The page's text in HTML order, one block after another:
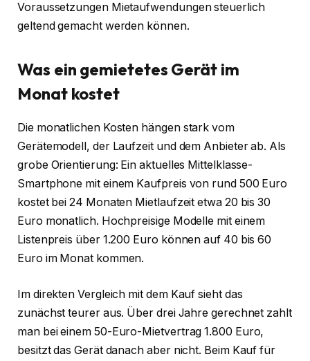
Voraussetzungen Mietaufwendungen steuerlich
geltend gemacht werden können.
Was ein gemietetes Gerät im
Monat kostet
Die monatlichen Kosten hängen stark vom
Gerätemodell, der Laufzeit und dem Anbieter ab. Als
grobe Orientierung: Ein aktuelles Mittelklasse-
Smartphone mit einem Kaufpreis von rund 500 Euro
kostet bei 24 Monaten Mietlaufzeit etwa 20 bis 30
Euro monatlich. Hochpreisige Modelle mit einem
Listenpreis über 1.200 Euro können auf 40 bis 60
Euro im Monat kommen.
Im direkten Vergleich mit dem Kauf sieht das
zunächst teurer aus. Über drei Jahre gerechnet zahlt
man bei einem 50-Euro-Mietvertrag 1.800 Euro,
besitzt das Gerät danach aber nicht. Beim Kauf für